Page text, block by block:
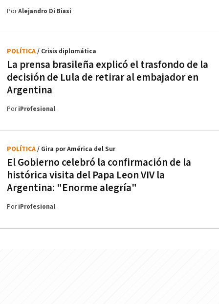
PorAlejandro Di Biasi
La prensa brasileña explicó el trasfondo de la
decisión de Lula de retirar al embajador en
Argentina
POLÍTICA/ Crisis diplomática
PoriProfesional
El Gobierno celebró la confirmación de la
histórica visita del Papa Leon VIV la
Argentina: "Enorme alegría"
POLÍTICA/ Gira por América del Sur
PoriProfesional